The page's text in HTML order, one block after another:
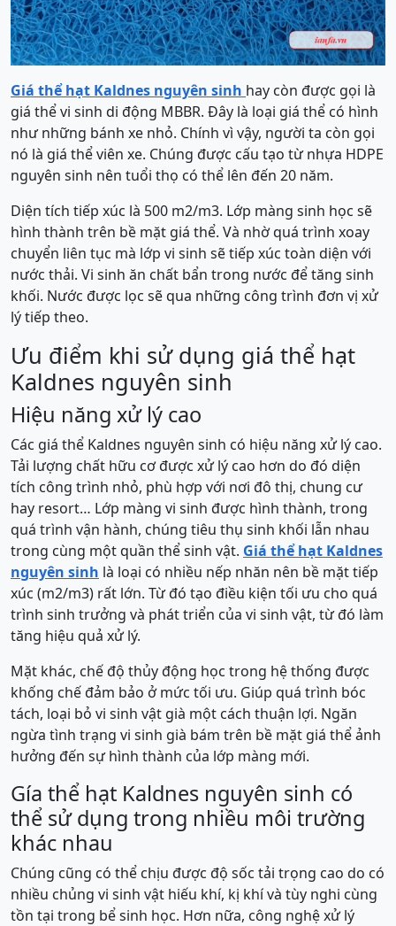
Giá thể hạt Kaldnes nguyên sinh hay còn được gọi là
giá thể vi sinh di động MBBR. Đây là loại giá thể có hình
như những bánh xe nhỏ. Chính vì vậy, người ta còn gọi
nó là giá thể viên xe. Chúng được cấu tạo từ nhựa HDPE
nguyên sinh nên tuổi thọ có thể lên đến 20 năm.
Diện tích tiếp xúc là 500 m2/m3. Lớp màng sinh học sẽ
hình thành trên bề mặt giá thể. Và nhờ quá trình xoay
chuyển liên tục mà lớp vi sinh sẽ tiếp xúc toàn diện với
nước thải. Vi sinh ăn chất bẩn trong nước để tăng sinh
khối. Nước được lọc sẽ qua những công trình đơn vị xử
lý tiếp theo.
Ưu điểm khi sử dụng giá thể hạt
Kaldnes nguyên sinh
Hiệu năng xử lý cao
Các giá thể Kaldnes nguyên sinh có hiệu năng xử lý cao.
Tải lượng chất hữu cơ được xử lý cao hơn do đó diện
tích công trình nhỏ, phù hợp với nơi đô thị, chung cư
hay resort… Lớp màng vi sinh được hình thành, trong
quá trình vận hành, chúng tiêu thụ sinh khối lẫn nhau
trong cùng một quần thể sinh vật. Giá thể hạt Kaldnes
nguyên sinh là loại có nhiều nếp nhăn nên bề mặt tiếp
xúc (m2/m3) rất lớn. Từ đó tạo điều kiện tối ưu cho quá
trình sinh trưởng và phát triển của vi sinh vật, từ đó làm
tăng hiệu quả xử lý.
Mặt khác, chế độ thủy động học trong hệ thống được
khống chế đảm bảo ở mức tối ưu. Giúp quá trình bóc
tách, loại bỏ vi sinh vật già một cách thuận lợi. Ngăn
ngừa tình trạng vi sinh già bám trên bề mặt giá thể ảnh
hưởng đến sự hình thành của lớp màng mới.
Gía thể hạt Kaldnes nguyên sinh có
thể sử dụng trong nhiều môi trường
khác nhau
Chúng cũng có thể chịu được độ sốc tải trọng cao do có
nhiều chủng vi sinh vật hiếu khí, kị khí và tùy nghi cùng
tồn tại trong bể sinh học. Hơn nữa, công nghệ xử lý